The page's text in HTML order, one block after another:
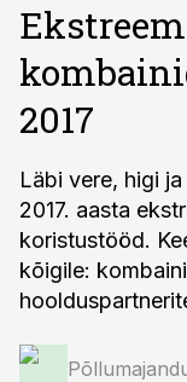
2017
Läbi vere, higi
2017. aasta
koristustööd.
kõigile: